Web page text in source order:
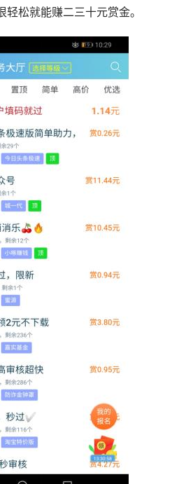
松就能赚二三十元赏金。